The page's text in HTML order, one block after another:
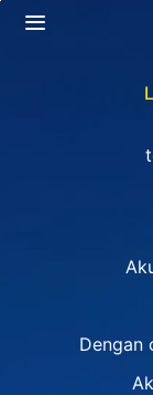
Dengan